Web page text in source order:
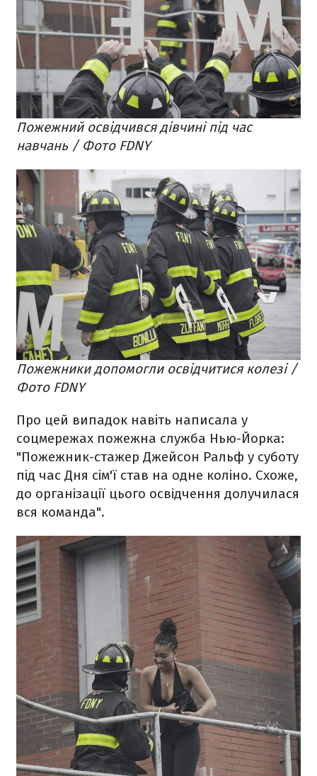
Пожежний освідчився дівчині під час
навчань / Фото FDNY
Пожежники допомогли освідчитися колезі /
Фото FDNY
Про цей випадок навіть написала у
соцмережах пожежна служба Нью-Йорка:
"Пожежник-стажер Джейсон Ральф у суботу
під час Дня сім'ї став на одне коліно. Схоже,
до організації цього освідчення долучилася
вся команда".